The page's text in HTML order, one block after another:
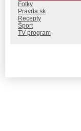
Fotky
Pravda.sk
Recepty
Šport
TV program